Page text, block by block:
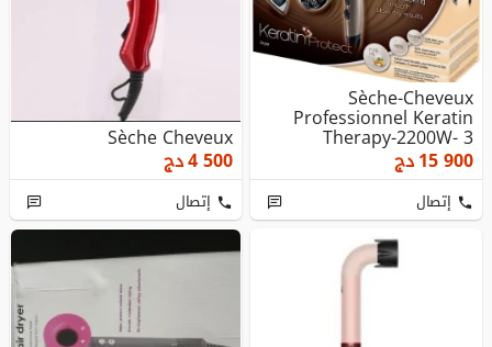
Sèche-Cheveux
Professionnel Keratin
Therapy-2200W- 3
Températures,2 Vi...
15 900دج
إتصال
Sèche Cheveux
4 500دج
إتصال